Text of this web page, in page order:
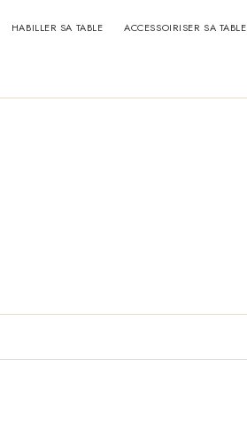
HABILLER SA TABLE ACCESSOIRISER SA TABLE